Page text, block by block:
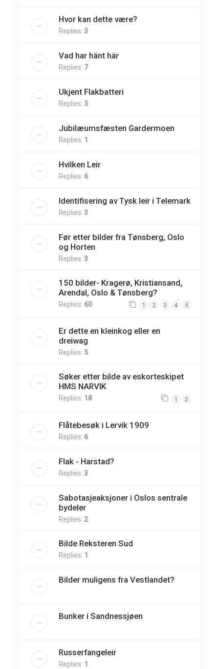
Hvor kan dette være?
Replies: 3
Vad har hänt här
Replies: 7
Ukjent Flakbatteri
Replies: 5
Jubilæumsfæsten Gardermoen
Replies: 1
Hvilken Leir
Replies: 6
Identifisering av Tysk leir i Telemark
Replies: 3
Før etter bilder fra Tønsberg, Oslo
og Horten
Replies: 3
150 bilder- Kragerø, Kristiansand,
Arendal, Oslo & Tønsberg?
Replies: 60 1 2 3 4 5
Er dette en kleinkog eller en
dreiwag
Replies: 5
Søker etter bilde av eskorteskipet
HMS NARVIK
Replies: 18 1 2
Flåtebesøk i Lervik 1909
Replies: 6
Flak - Harstad?
Replies: 3
Sabotasjeaksjoner i Oslos sentrale
bydeler
Replies: 2
Bilde Reksteren Sud
Replies: 1
Bilder muligens fra Vestlandet?
Bunker i Sandnessjøen
Russerfangeleir
Replies: 1